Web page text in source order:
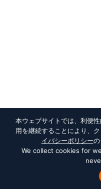
本ウェブサイトでは、利便
用を継続することにより、
イバシーポリシー
We collect cookies for